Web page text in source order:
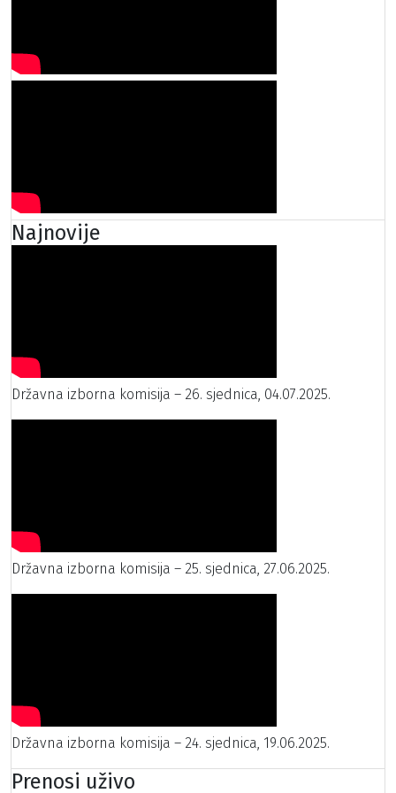
Najnovije
Državna izborna komisija – 26. sjednica, 04.07.2025.
Državna izborna komisija – 25. sjednica, 27.06.2025.
Državna izborna komisija – 24. sjednica, 19.06.2025.
Prenosi uživo